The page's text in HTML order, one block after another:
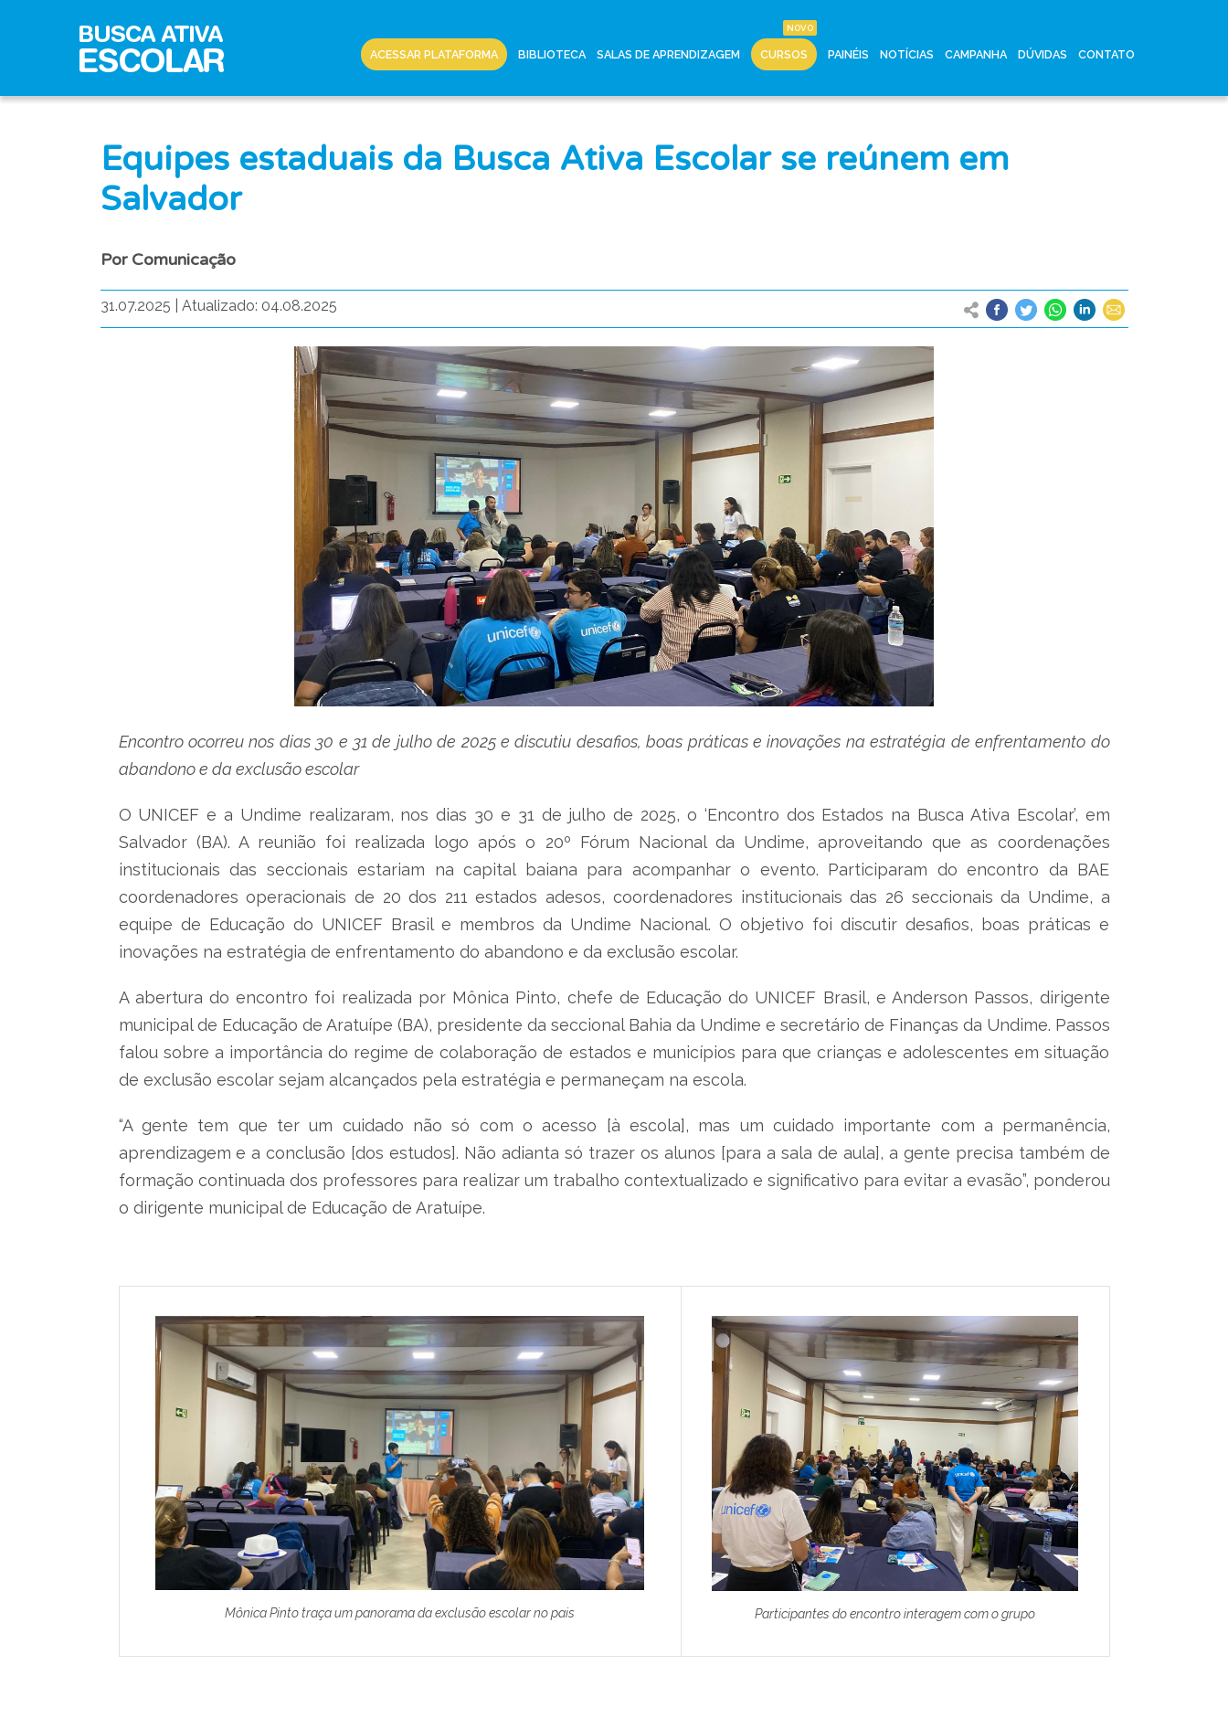
ACESSAR PLATAFORMA BIBLIOTECA SALAS DE APRENDIZAGEM CURSOS PAINÉIS NOTÍCIAS CAMPANHA DÚVIDAS CONTATO
Equipes estaduais da Busca Ativa Escolar se reúnem em
Salvador
Por Comunicação
31.07.2025 Atualizado: 04.08.2025
Encontro ocorreu nos dias 30 e 31 de julho de 2025 e discutiu desafios, boas práticas e inovações na estratégia de enfrentamento do
abandono e da exclusão escolar
O UNICEF e a Undime realizaram, nos dias 30 e 31 de julho de 2025, o ‘Encontro dos Estados na Busca Ativa Escolar’, em
Salvador (BA). A reunião foi realizada logo após o 20º Fórum Nacional da Undime, aproveitando que as coordenações
institucionais das seccionais estariam na capital baiana para acompanhar o evento. Participaram do encontro da BAE
coordenadores operacionais de 20 dos 211 estados adesos, coordenadores institucionais das 26 seccionais da Undime, a
equipe de Educação do UNICEF Brasil e membros da Undime Nacional. O objetivo foi discutir desafios, boas práticas e
inovações na estratégia de enfrentamento do abandono e da exclusão escolar.
A abertura do encontro foi realizada por Mônica Pinto, chefe de Educação do UNICEF Brasil, e Anderson Passos, dirigente
municipal de Educação de Aratuípe (BA), presidente da seccional Bahia da Undime e secretário de Finanças da Undime. Passos
falou sobre a importância do regime de colaboração de estados e municípios para que crianças e adolescentes em situação
de exclusão escolar sejam alcançados pela estratégia e permaneçam na escola.
“A gente tem que ter um cuidado não só com o acesso [à escola], mas um cuidado importante com a permanência,
aprendizagem e a conclusão [dos estudos]. Não adianta só trazer os alunos [para a sala de aula], a gente precisa também de
formação continuada dos professores para realizar um trabalho contextualizado e significativo para evitar a evasão”, ponderou
o dirigente municipal de Educação de Aratuípe.
Mônica Pinto traça um panorama da exclusão escolar no pais Participantes do encontro interagem com o grupo